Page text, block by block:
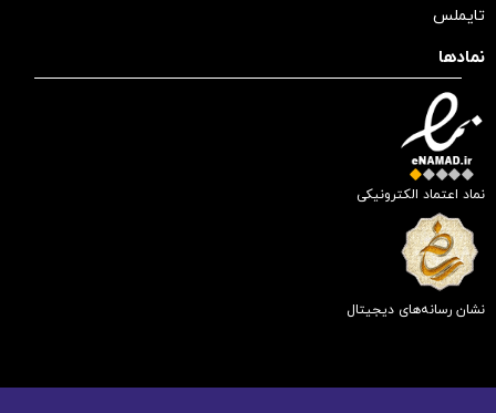
تایملس
نمادها
نماد اعتماد الکترونیکی
نشان رسانه‌های دیجیتال